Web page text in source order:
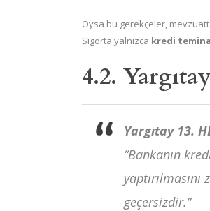
Oysa bu gerekçeler,
Sigorta yalnızca kredi
4.2.
Yargıtay 13.
“Bankanın
geçersizdir.”